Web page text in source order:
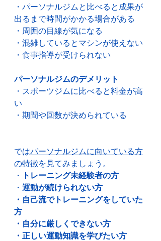
・パーソナルジムと比べると成果が
出るまで時間がかかる場合がある
・周囲の目線が気になる
・混雑しているとマシンが使えない
・食事指導が受けられない
パーソナルジムのデメリット
・スポーツジムに比べると料金が高
い
・期間や回数が決められている
ではパーソナルジムに向いている方
の特徴を見てみましょう。
・ トレーニング未経験者の方
・ 運動が続けられない方
・自己流でトレーニングをしていた
方
・自分に厳しくできない方
・正しい運動知識を学びたい方